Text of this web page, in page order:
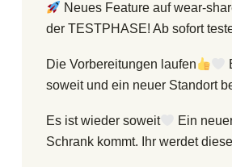
Neues Feature auf wear-
der TESTPHASE! Ab sofort
Die Vorbereitungen laufen
soweit und ein neuer Standort
Es ist wieder soweit
Ein
Schrank kommt. Ihr werdet